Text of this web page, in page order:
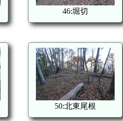
46:堀切
50:北東尾根